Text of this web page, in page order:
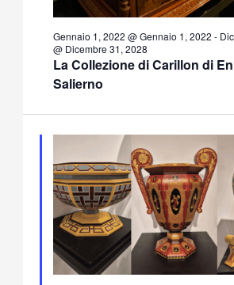
La Collezione di Carillon di
Salierno
Gennaio 1, 2022 @ Gennaio 1, 2022 -
@ Dicembre 31, 2028